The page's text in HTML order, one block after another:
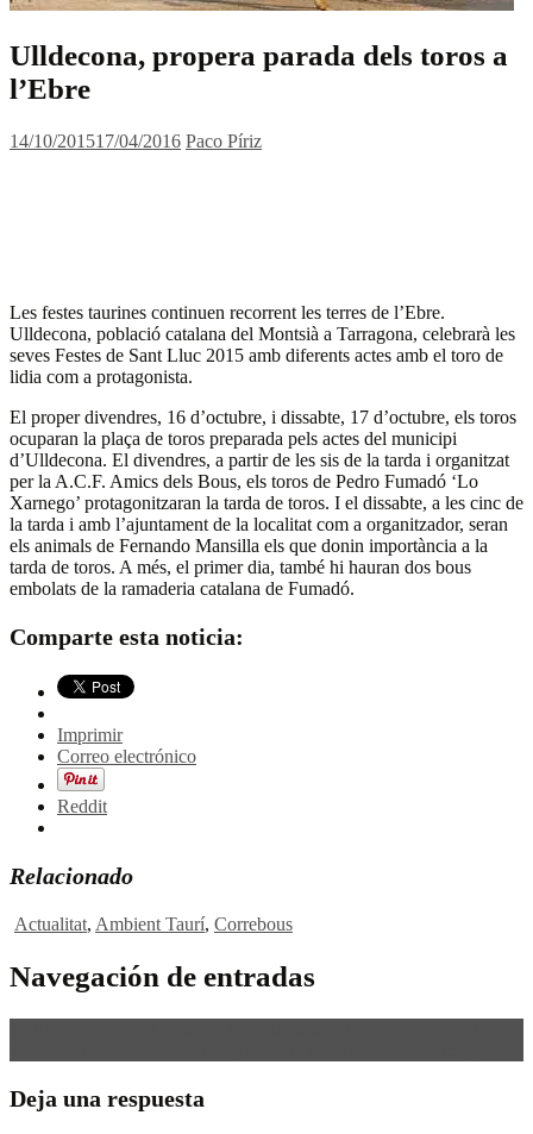
Ulldecona, propera parada dels toros a
l’Ebre
14/10/201517/04/2016 Paco Píriz
Les festes taurines continuen recorrent les terres de l’Ebre.
Ulldecona, població catalana del Montsià a Tarragona, celebrarà les
seves Festes de Sant Lluc 2015 amb diferents actes amb el toro de
lidia com a protagonista.
El proper divendres, 16 d’octubre, i dissabte, 17 d’octubre, els toros
ocuparan la plaça de toros preparada pels actes del municipi
d’Ulldecona. El divendres, a partir de les sis de la tarda i organitzat
per la A.C.F. Amics dels Bous, els toros de Pedro Fumadó ‘Lo
Xarnego’ protagonitzaran la tarda de toros. I el dissabte, a les cinc de
la tarda i amb l’ajuntament de la localitat com a organitzador, seran
els animals de Fernando Mansilla els que donin importància a la
tarda de toros. A més, el primer dia, també hi hauran dos bous
embolats de la ramaderia catalana de Fumadó.
Comparte esta noticia:
Imprimir
Correo electrónico
Reddit
Relacionado
Actualitat, Ambient Taurí, Correbous
Navegación de entradas
Deja una respuesta